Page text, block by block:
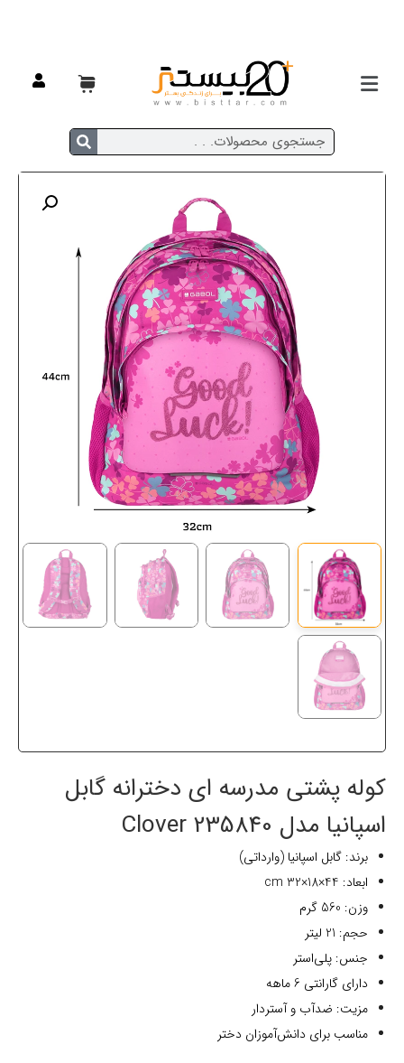
کوله پشتی مدرسه ای دخترانه گابل
اسپانیا مدل 235840 Clover
برند: گابل اسپانیا (وارداتی)
ابعاد: 44×18×32 cm
وزن: 560 گرم
حجم: 21 لیتر
جنس: پلی‌استر
دارای گارانتی 6 ماهه
مزیت: ضدآب و آستردار
مناسب برای دانش‌آموزان دختر